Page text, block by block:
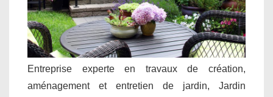
Entreprise experte en travaux de création,
aménagement et entretien de jardin, Jardin